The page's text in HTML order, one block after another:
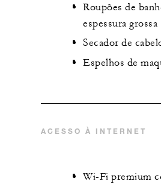
Roupões de
espessura grossa
Secador de
Espelhos de
ACESSO À INTERNET
Wi-Fi premium